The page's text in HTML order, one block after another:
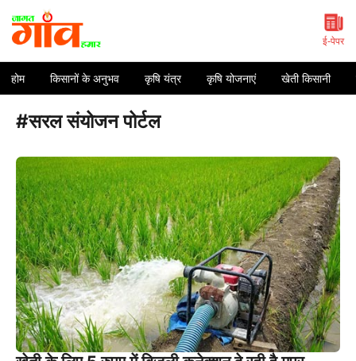
content
ई-पेपर
होम किसानों के अनुभव कृषि यंत्र कृषि योजनाएं खेती किसानी
#सरल संयोजन पोर्टल